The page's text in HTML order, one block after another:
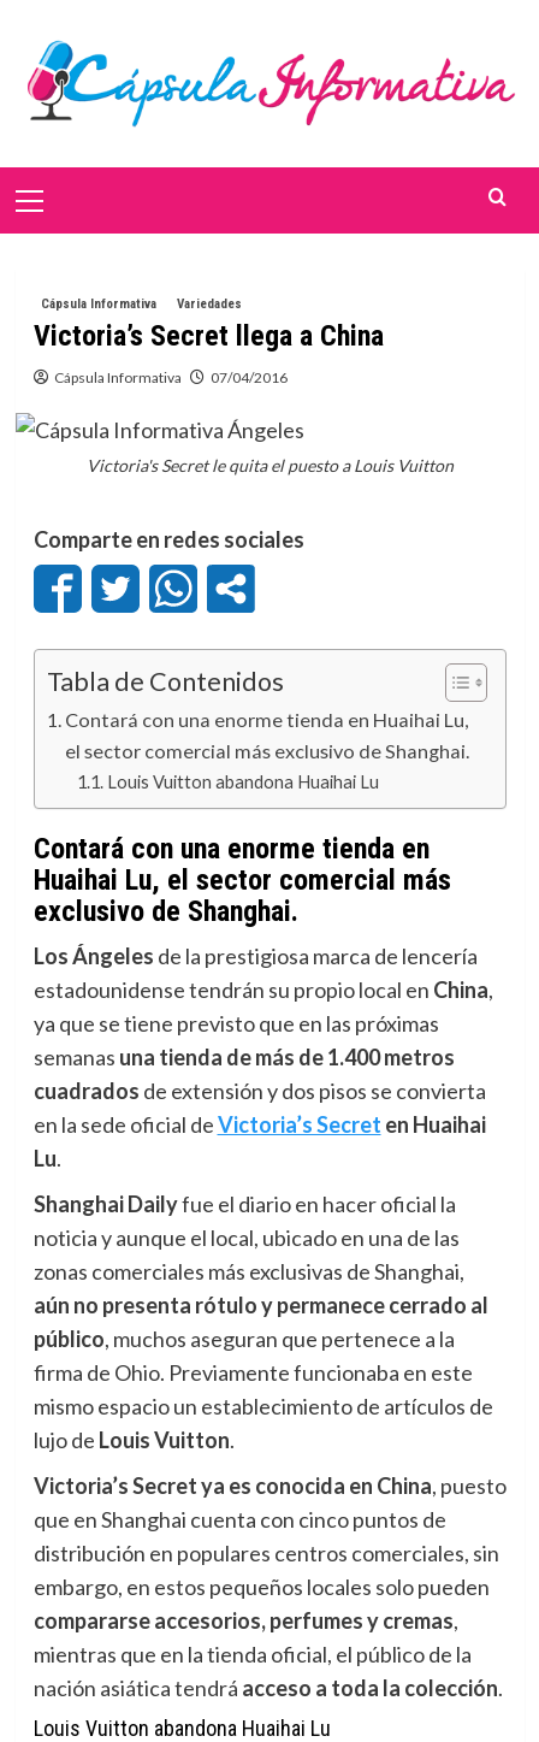
contenido
Menú
Cápsula Informativa Variedades
Victoria’s Secret llega a China
Cápsula Informativa 07/04/2016
Victoria's Secret le quita el puesto a Louis Vuitton
Comparte en redes sociales
Tabla de Contenidos
Contará con una enorme tienda en Huaihai Lu,
el sector comercial más exclusivo de Shanghai.
Louis Vuitton abandona Huaihai Lu
Contará con una enorme tienda en
Huaihai Lu, el sector comercial más
exclusivo de Shanghai.
Los Ángeles de la prestigiosa marca de lencería
estadounidense tendrán su propio local en China,
ya que se tiene previsto que en las próximas
semanas una tienda de más de 1.400 metros
cuadrados de extensión y dos pisos se convierta
en la sede oficial deVictoria’s Secret en Huaihai
Lu.
Shanghai Dailyfue el diario en hacer oficial la
noticia y aunque el local, ubicado en una de las
zonas comerciales más exclusivas de Shanghai,
aún no presenta rótulo y permanece cerrado al
público, muchos aseguran que pertenece a la
firma de Ohio. Previamente funcionaba en este
mismo espacio un establecimiento de artículos de
lujo de Louis Vuitton.
Victoria’s Secret ya es conocida en China, puesto
que en Shanghai cuenta con cinco puntos de
distribución en populares centros comerciales, sin
embargo, en estos pequeños locales solo pueden
compararse accesorios, perfumes y cremas,
mientras que en la tienda oficial, el público de la
nación asiática tendrá acceso a toda la colección.
Louis Vuitton abandona Huaihai Lu